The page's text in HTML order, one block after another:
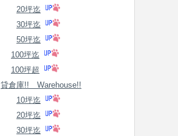
20坪迄
30坪迄
50坪迄
100坪迄
100坪超
貸倉庫!! Warehouse!!
10坪迄
20坪迄
30坪迄